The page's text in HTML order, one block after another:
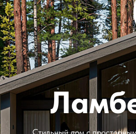
готовых домов
Строительная компания «Мозаика»
предлагает арендовать один из наших
готовых домов на несколько дней
и окунуться в атмосферу загородной
жизни. Сможете оценить удобство
планировки, качество материалов
и уровень комфорта в доме. Вы будете
лучше понимать, какие изменения
нужно внести в проект под ваши
потребности.